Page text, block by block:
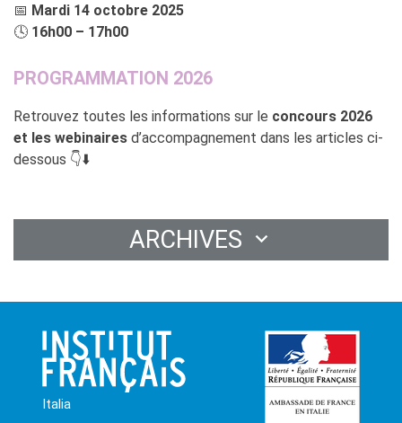
📅 Mardi 14 octobre 2025
🕓 16h00 – 17h00
PROGRAMMATION 2026
Retrouvez toutes les informations sur le concours 2026
et les webinaires d’accompagnement dans les articles ci-
dessous 👇⬇️
ARCHIVES
Italia